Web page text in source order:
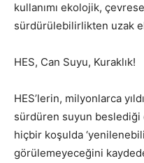
kullanımı ekolojik,
sürdürülebilirlikten uzak
HES, Can Suyu, Kuraklık!
HES’lerin, milyonlarca
sürdüren suyun
hiçbir koşulda
görülemeyeceğini